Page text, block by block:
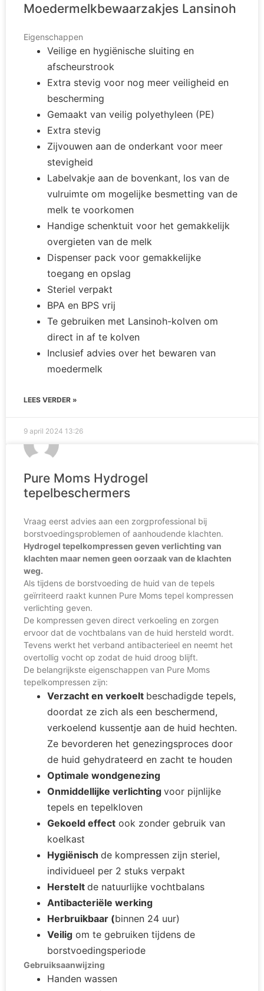
Moedermelkbewaarzakjes Lansinoh
Eigenschappen
Veilige en hygiënische sluiting en
afscheurstrook
Extra stevig voor nog meer veiligheid en
bescherming
Gemaakt van veilig polyethyleen (PE)
Extra stevig
Zijvouwen aan de onderkant voor meer
stevigheid
Labelvakje aan de bovenkant, los van de
vulruimte om mogelijke besmetting van de
melk te voorkomen
Handige schenktuit voor het gemakkelijk
overgieten van de melk
Dispenser pack voor gemakkelijke
toegang en opslag
Steriel verpakt
BPA en BPS vrij
Te gebruiken met Lansinoh-kolven om
direct in af te kolven
Inclusief advies over het bewaren van
moedermelk
LEES VERDER »
9 april 2024 13:26
Pure Moms Hydrogel
tepelbeschermers
Vraag eerst advies aan een zorgprofessional bij
borstvoedingsproblemen of aanhoudende klachten.
Hydrogel tepelkompressen geven verlichting van
klachten maar nemen geen oorzaak van de klachten
weg.
Als tijdens de borstvoeding de huid van de tepels
geïrriteerd raakt kunnen Pure Moms tepel kompressen
verlichting geven.
De kompressen geven direct verkoeling en zorgen
ervoor dat de vochtbalans van de huid hersteld wordt.
Tevens werkt het verband antibacterieel en neemt het
overtollig vocht op zodat de huid droog blijft.
De belangrijkste eigenschappen van Pure Moms
tepelkompressen zijn:
Verzacht en verkoelt beschadigde tepels,
doordat ze zich als een beschermend,
verkoelend kussentje aan de huid hechten.
Ze bevorderen het genezingsproces door
de huid gehydrateerd en zacht te houden
Optimale wondgenezing
Onmiddellijke verlichting voor pijnlijke
tepels en tepelkloven
Gekoeld effect ook zonder gebruik van
koelkast
Hygiënisch de kompressen zijn steriel,
individueel per 2 stuks verpakt
Herstelt de natuurlijke vochtbalans
Antibacteriële werking
Herbruikbaar (binnen 24 uur)
Veilig om te gebruiken tijdens de
borstvoedingsperiode
Gebruiksaanwijzing
Handen wassen